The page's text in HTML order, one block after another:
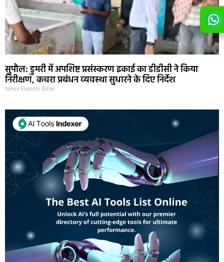
सुपौल: डुमरी में अपशिष्ट प्रसंस्करण इकाई का डीडीसी ने किया
निरीक्षण, कचरा प्रबंधन व्यवस्था सुधारने के दिए निर्देश
News Express Bihar